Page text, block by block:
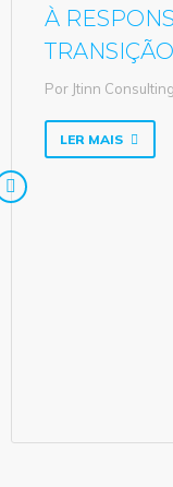
À
Por Jtinn Consulting
LER MAIS